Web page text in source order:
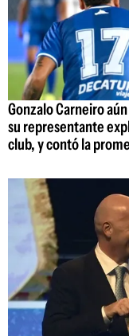
Gonzalo Carneiro
su representante
club, y contó la